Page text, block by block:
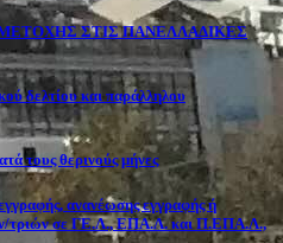
ΣΤΙΣ ΠΑΝΕΛΛΑΔΙΚΕΣ
δελτίου και παράλληλου
τους θερινούς μήνες
ανανέωσης εγγραφής ή
τριών σε ΓΕ.Λ., ΕΠΑ.Λ. και Π.ΕΠΑ.Λ.,